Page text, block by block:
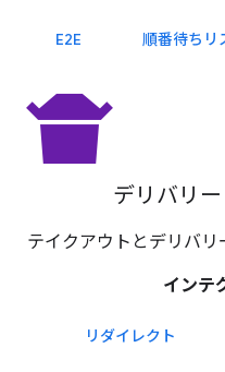
E2E 順番待ちリ
takeout_dining
デリバリ
テイクアウトとデリバリ
インテ
リダイレクト